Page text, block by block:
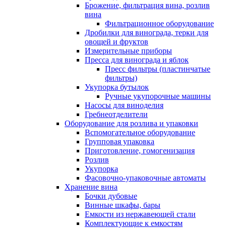
Брожение, фильтрация вина, розлив
вина
Фильтрационное оборудование
Дробилки для винограда, терки для
овощей и фруктов
Измерительные приборы
Пресса для винограда и яблок
Пресс фильтры (пластинчатые
фильтры)
Укупорка бутылок
Ручные укупорочные машины
Насосы для виноделия
Гребнеотделители
Оборудование для розлива и упаковки
Вспомогательное оборудование
Групповая упаковка
Приготовление, гомогенизация
Розлив
Укупорка
Фасовочно-упаковочные автоматы
Хранение вина
Бочки дубовые
Винные шкафы, бары
Емкости из нержавеющей стали
Комплектующие к емкостям